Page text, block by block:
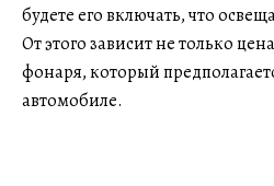
будете его включать, что
От этого зависит не только
фонаря, который
автомобиле.